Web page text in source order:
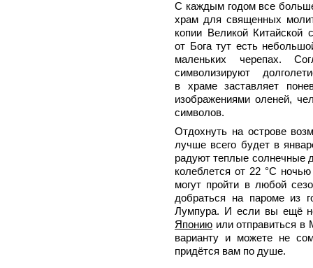
С каждым годом все
храм для священных
копии Великой Китайской
от Бога тут есть
маленьких черепах.
символизируют
в храме заставляет
изображениями оленей,
символов.
Отдохнуть на острове
лучше всего будет в
радуют теплые солнечные
колеблется от 22 °С
могут пройти в любой
добраться на пароме из
Лумпура. И если вы ещё
Японию или отправиться в
варианту и можете не
придётся вам по душе.